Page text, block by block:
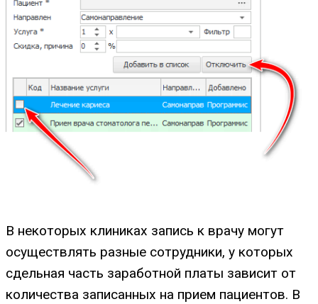
В некоторых клиниках запись к врачу могут
осуществлять разные сотрудники, у которых
сдельная часть заработной платы зависит от
количества записанных на прием пациентов. В